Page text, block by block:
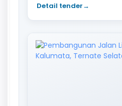
Detail tender→